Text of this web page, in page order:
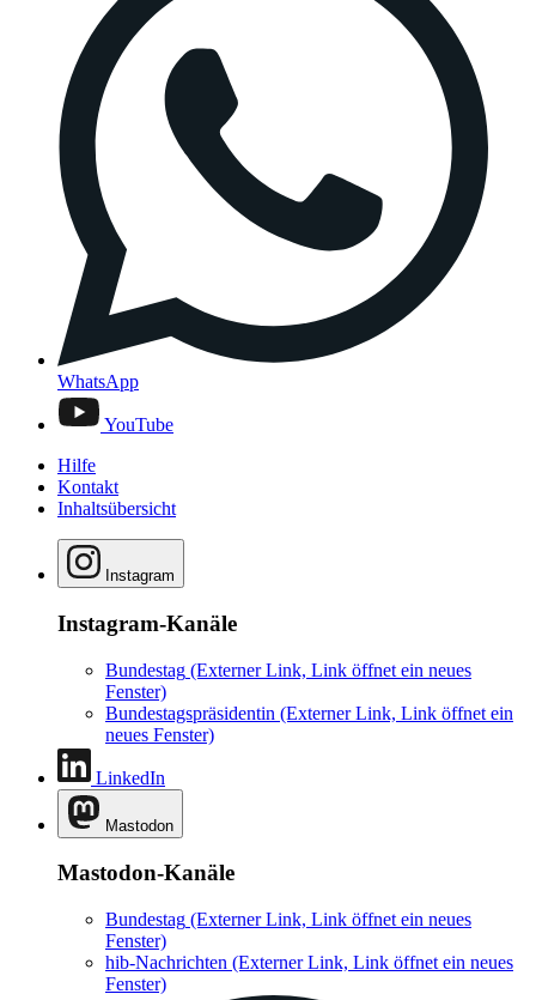
WhatsApp
YouTube
Hilfe
Kontakt
Inhaltsübersicht
Instagram
Instagram-Kanäle
Bundestag (Externer Link, Link öffnet ein neues
Fenster)
Bundestagspräsidentin (Externer Link, Link öffnet ein
neues Fenster)
LinkedIn
Mastodon
Mastodon-Kanäle
Bundestag (Externer Link, Link öffnet ein neues
Fenster)
hib-Nachrichten (Externer Link, Link öffnet ein neues
Fenster)